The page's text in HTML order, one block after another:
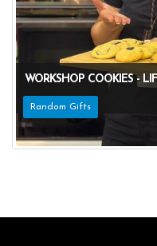
WORKSHOP COOKIES -
Random Gifts